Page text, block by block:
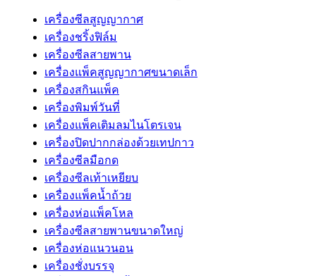
เครื่องซีลสูญญากาศ
เครื่องชริ้งฟิล์ม
เครื่องซีลสายพาน
เครื่องแพ็คสูญญากาศขนาดเล็ก
เครื่องสกินแพ็ค
เครื่องพิมพ์วันที่
เครื่องแพ็คเติมลมไนโตรเจน
เครื่องปิดปากกล่องด้วยเทปกาว
เครื่องซีลมือกด
เครื่องซีลเท้าเหยียบ
เครื่องแพ็คน้ำถ้วย
เครื่องห่อแพ็คโหล
เครื่องซีลสายพานขนาดใหญ่
เครื่องห่อแนวนอน
เครื่องชั่งบรรจุ